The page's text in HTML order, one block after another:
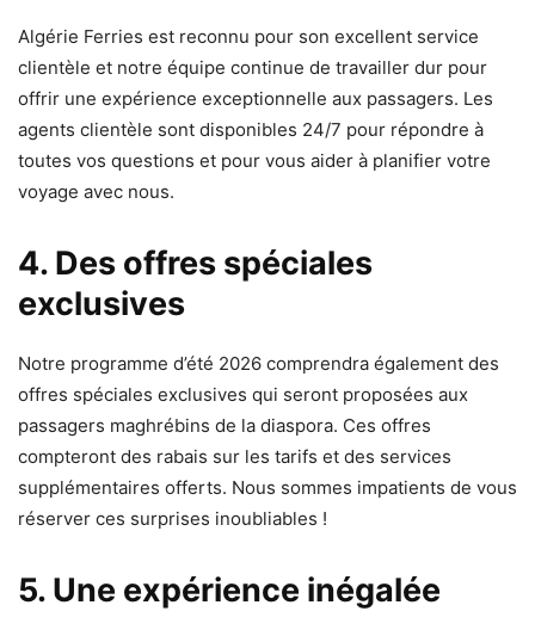
Algérie Ferries est reconnu pour son excellent service
clientèle et notre équipe continue de travailler dur pour
offrir une expérience exceptionnelle aux passagers. Les
agents clientèle sont disponibles 24/7 pour répondre à
toutes vos questions et pour vous aider à planifier votre
voyage avec nous.
4. Des offres spéciales
exclusives
Notre programme d’été 2026 comprendra également des
offres spéciales exclusives qui seront proposées aux
passagers maghrébins de la diaspora. Ces offres
compteront des rabais sur les tarifs et des services
supplémentaires offerts. Nous sommes impatients de vous
réserver ces surprises inoubliables !
5. Une expérience inégalée